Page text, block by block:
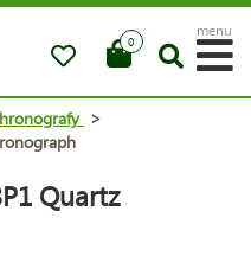
0
menu
>
Quartz